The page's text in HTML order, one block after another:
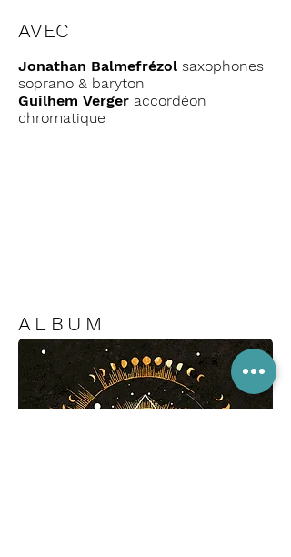
AVEC
Jonathan Balmefrézol saxophones
soprano & baryton
Guilhem Verger accordéon
chromatique
ALBUM